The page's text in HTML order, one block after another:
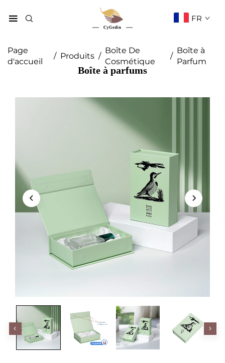
FR
Page
d'accueil
/ Produits /
Boîte De
Cosmétique
/
Boîte à
Parfum
Boîte à parfums